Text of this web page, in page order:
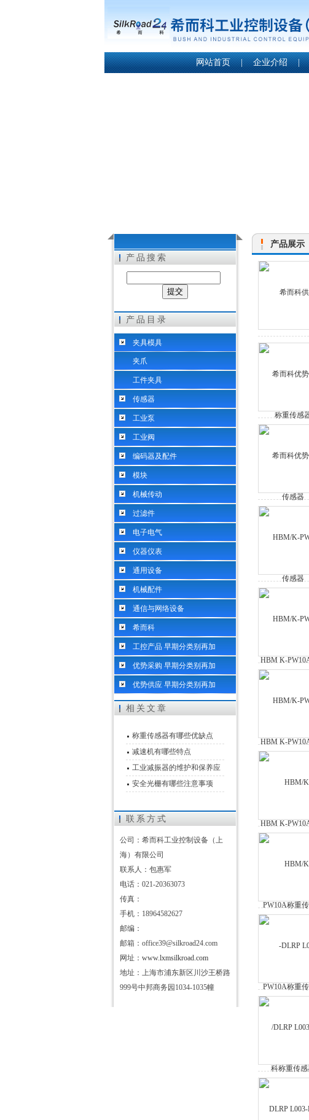
网站首页 | 企业介绍 |
产品搜索
产品目录
夹具模具
夹爪
工件夹具
传感器
工业泵
工业阀
编码器及配件
模块
机械传动
过滤件
电子电气
仪器仪表
通用设备
机械配件
通信与网络设备
希而科
工控产品 早期分类别再加
优势采购 早期分类别再加
优势供应 早期分类别再加
相关文章
称重传感器有哪些优缺点
减速机有哪些特点
工业减振器的维护和保养应
该怎么做
安全光栅有哪些注意事项
联系方式
公司：希而科工业控制设备（上
海）有限公司
联系人：包惠军
电话：021-20363073
传真：
手机：18964582627
邮编：
邮箱：office39@silkroad24.com
网址： www.lxmsilkroad.com
地址：上海市浦东新区川沙王桥路
999号中邦商务园1034-1035幢
产品展示